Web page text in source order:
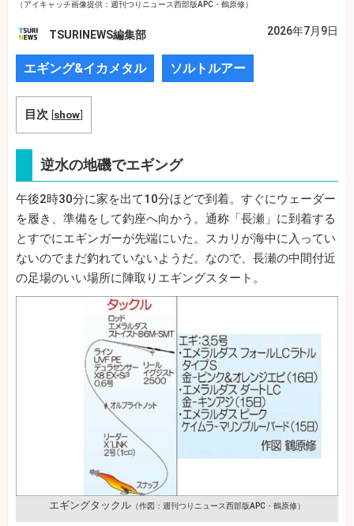
（アイキャッチ画像提供：週刊つりニュース西部版APC・鶴原修）
TSURINEWS編集部 2026年7月9日
エギング&イカメタル ソルトルアー
目次 [show]
逆水の地磯でエギング
午後2時30分に家を出て10分ほどで到着。すぐにウェーダー
を履き、準備をして釣座へ向かう。通称「長瀬」に到着する
とすでにエギンガーが先端にいた。スカリが海中に入ってい
ないのでまだ釣れていないようだ。なので、長瀬の中間付近
の足場のいい場所に陣取りエギングスタート。
エギングタックル （作図：週刊つりニュース西部版APC・鶴原修）